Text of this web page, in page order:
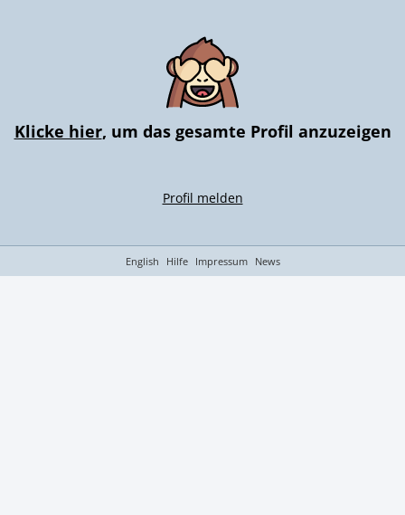
Klicke hier, um das gesamte Profil anzuzeigen
Profil melden
English Hilfe Impressum News